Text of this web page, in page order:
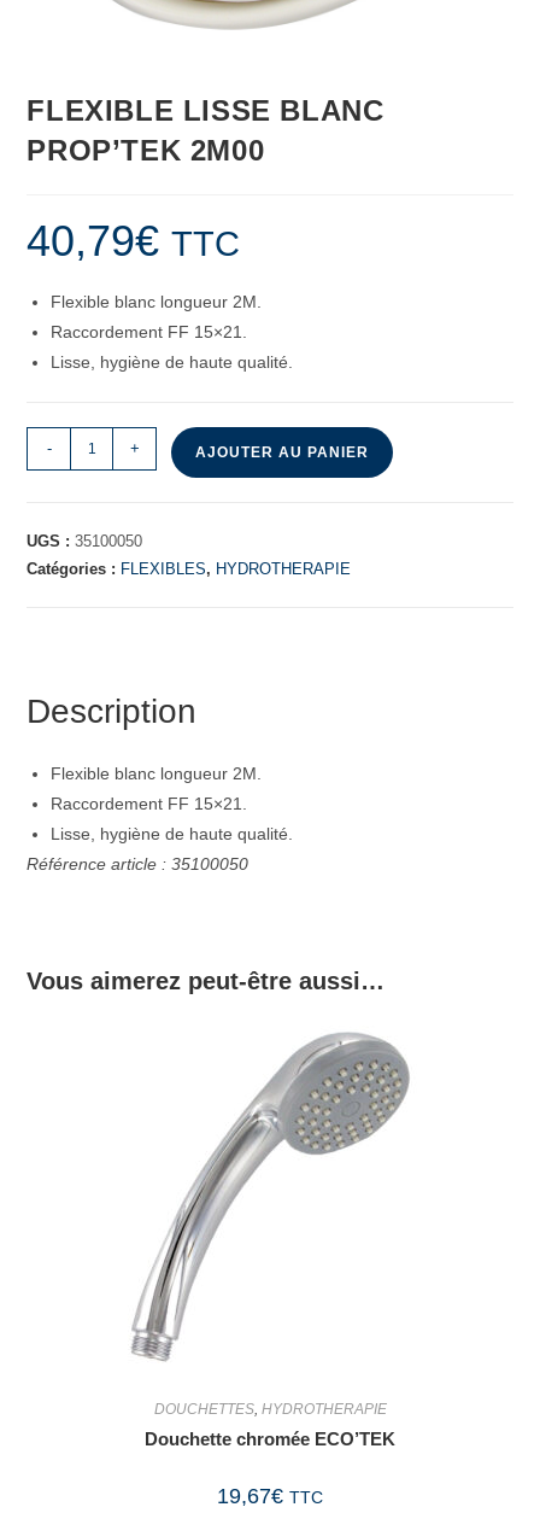
FLEXIBLE LISSE BLANC
PROP’TEK 2M00
40,79€ TTC
Flexible blanc longueur 2M.
Raccordement FF 15×21.
Lisse, hygiène de haute qualité.
- + AJOUTER AU PANIER
UGS :35100050
Catégories : FLEXIBLES, HYDROTHERAPIE
Description
Flexible blanc longueur 2M.
Raccordement FF 15×21.
Lisse, hygiène de haute qualité.
Référence article : 35100050
Vous aimerez peut-être aussi…
DOUCHETTES, HYDROTHERAPIE
Douchette chromée ECO’TEK
19,67€ TTC